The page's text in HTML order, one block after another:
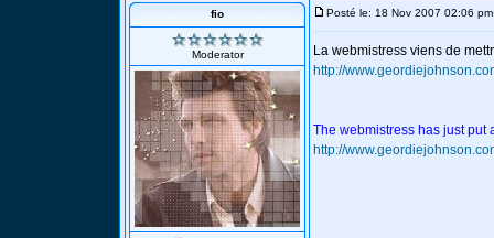
fio
Moderator
Posté le: 18 Nov 2007 02:06 pm
La webmistress viens de
http://
The webmistress has just put
http://